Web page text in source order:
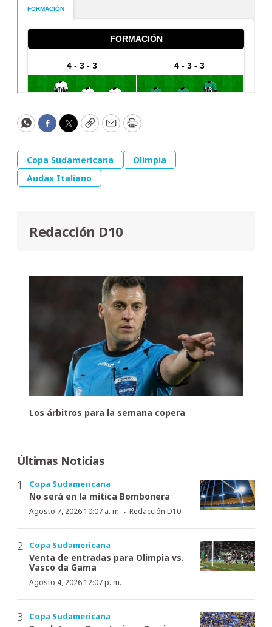
WhatsApp
Facebook
Twitter
CopyEmailPrint
Copa Sudamericana
Olimpia
Audax Italiano
Redacción D10
Los árbitros para la semana copera
Últimas Noticias
Copa Sudamericana
No será en la mítica Bombonera
Agosto 7, 2026 10:07 a. m. · Redacción D10
Copa Sudamericana
Venta de entradas para Olimpia vs.
Vasco da Gama
Agosto 4, 2026 12:07 p. m.
Copa Sudamericana